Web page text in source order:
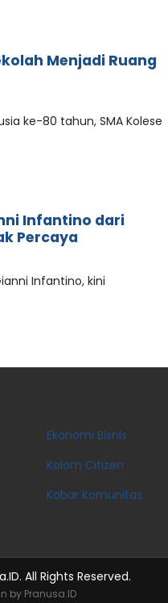
Menjadi Ruang
usia ke-80 tahun, SMA Kolese
Infantino dari
Percaya
Infantino, kini
Ekonomi Bisnis
Kolom Citizen
Kabar Komunitas
All Rights Reserved.
by Pranusa.ID